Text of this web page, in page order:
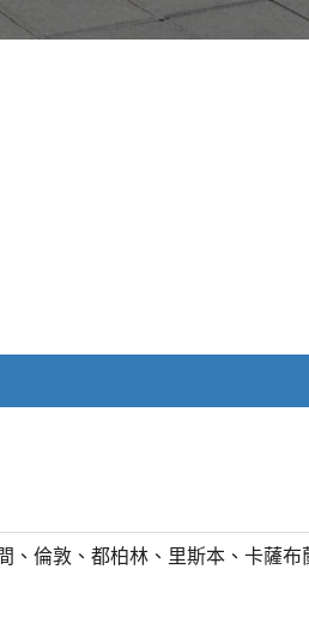
、倫敦、都柏林、里斯本、卡薩